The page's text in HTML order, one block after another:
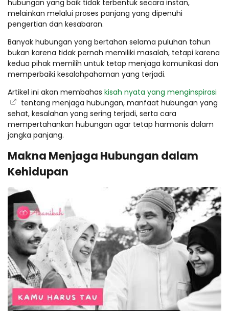
hubungan yang baik tidak terbentuk secara instan,
melainkan melalui proses panjang yang dipenuhi
pengertian dan kesabaran.
Banyak hubungan yang bertahan selama puluhan tahun
bukan karena tidak pernah memiliki masalah, tetapi karena
kedua pihak memilih untuk tetap menjaga komunikasi dan
memperbaiki kesalahpahaman yang terjadi.
Artikel ini akan membahas kisah nyata yang menginspirasi
tentang menjaga hubungan, manfaat hubungan yang
sehat, kesalahan yang sering terjadi, serta cara
mempertahankan hubungan agar tetap harmonis dalam
jangka panjang.
Makna Menjaga Hubungan dalam
Kehidupan